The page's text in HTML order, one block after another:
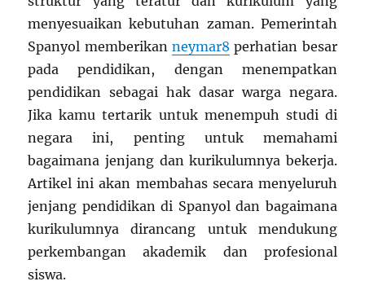
menyesuaikan kebutuhan zaman. Pemerintah
Spanyol memberikan neymar8 perhatian besar
pada pendidikan, dengan menempatkan
pendidikan sebagai hak dasar warga negara.
Jika kamu tertarik untuk menempuh studi di
negara ini, penting untuk memahami
bagaimana jenjang dan kurikulumnya bekerja.
Artikel ini akan membahas secara menyeluruh
jenjang pendidikan di Spanyol dan bagaimana
kurikulumnya dirancang untuk mendukung
perkembangan akademik dan profesional
siswa.